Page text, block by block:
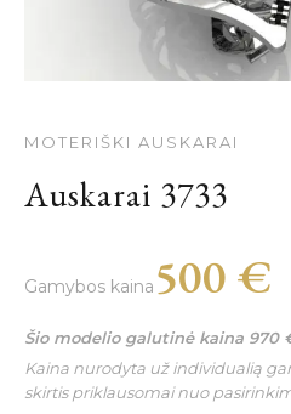
MOTERIŠKI AUSKARAI
Auskarai 3733
Gamybos kaina 500 €
Šio modelio galutinė kaina 970
Kaina nurodyta už individualią
skirtis priklausomai nuo